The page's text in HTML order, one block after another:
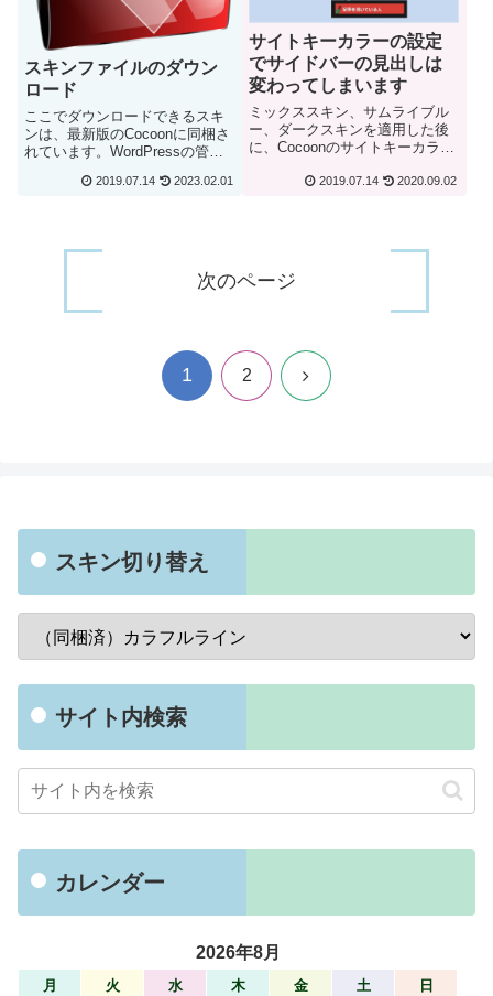
スキンファイルのダウン
ロード
ここでダウンロードできるスキ
ンは、最新版のCocoonに同梱さ
れています。WordPressの管理
追加すれば、設定するだけです
2019.07.14 2023.02.01
サイトキーカラーの設定
でサイドバーの見出しは
変わってしまいます
ミックススキン、サムライブル
ー、ダークスキンを適用した後
に、Cocoonのサイトキーカラー
ドバーの見出しの背景がサイト
2019.07.14 2020.09.02
次のページ
1 2 次
スキン切り替え
サイト内検索
カレンダー
2026年8月
月 火 水 木 金 土
日